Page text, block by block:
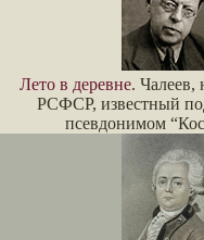
Лето в деревне. Чалеев,
РСФСР, известный
псевдонимом